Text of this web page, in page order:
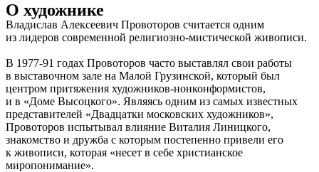
О художнике
Владислав Алексеевич Провоторов считается одним
из лидеров современной религиозно-мистической живописи.
В 1977-91 годах Провоторов часто выставлял свои работы
в выставочном зале на Малой Грузинской, который был
центром притяжения художников-нонконформистов,
и в «Доме Высоцкого». Являясь одним из самых известных
представителей «Двадцатки московских художников»,
Провоторов испытывал влияние Виталия Линицкого,
знакомство и дружба с которым постепенно привели его
к живописи, которая «несет в себе христианское
миропонимание».